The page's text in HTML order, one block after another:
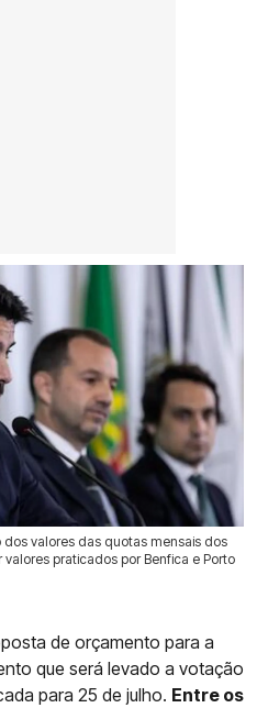
valores das quotas mensais dos
praticados por Benfica e Porto
de orçamento para a
que será levado a votação
para 25 de julho. Entre os